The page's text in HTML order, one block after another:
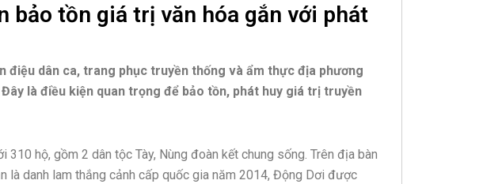
bảo tồn giá trị văn hóa gắn với phát
điệu dân ca, trang phục truyền thống và ẩm thực địa phương
là điều kiện quan trọng để bảo tồn, phát huy giá trị truyền
hộ, gồm 2 dân tộc Tày, Nùng đoàn kết chung sống. Trên địa bàn
là danh lam thắng cảnh cấp quốc gia năm 2014, Động Dơi được